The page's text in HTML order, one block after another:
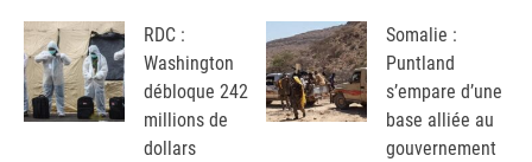
RDC :
Washington
débloque 242
millions de
dollars
Somalie :
Puntland
s’empare d’une
base alliée au
gouvernement